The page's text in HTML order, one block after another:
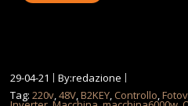
29-04-21
By:redazione
Tag:220v,48V,B2KEY, Controllo,